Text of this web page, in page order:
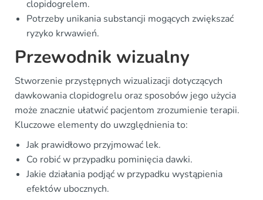
clopidogrelem.
Potrzeby unikania substancji mogących zwiększać
ryzyko krwawień.
Przewodnik wizualny
Stworzenie przystępnych wizualizacji dotyczących
dawkowania clopidogrelu oraz sposobów jego użycia
może znacznie ułatwić pacjentom zrozumienie terapii.
Kluczowe elementy do uwzględnienia to:
Jak prawidłowo przyjmować lek.
Co robić w przypadku pominięcia dawki.
Jakie działania podjąć w przypadku wystąpienia
efektów ubocznych.